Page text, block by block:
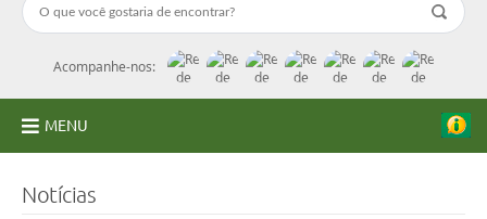
Acompanhe-nos:
MENU
Notícias